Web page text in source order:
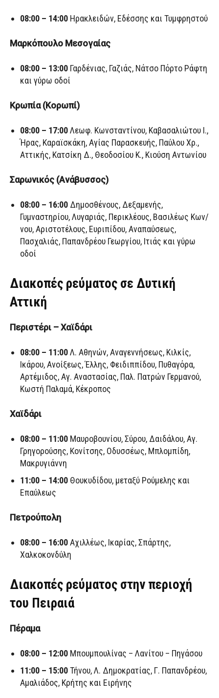
08:00 – 14:00 Ηρακλειδών, Εδέσσης και Τυμφρηστού
Μαρκόπουλο Μεσογαίας
08:00 – 13:00 Γαρδένιας, Γαζιάς, Νάτσο Πόρτο Ράφτη
και γύρω οδοί
Κρωπία (Κορωπί)
08:00 – 17:00Λεωφ. Κωνσταντίνου, Καβασαλιώτου Ι.,
Ήρας, Καραϊσκάκη, Αγίας Παρασκευής, Παύλου Χρ.,
Αττικής, Κατσίκη Δ., Θεοδοσίου Κ., Κιούση Αντωνίου
Σαρωνικός (Ανάβυσσος)
08:00 – 16:00 Δημοσθένους, Δεξαμενής,
Γυμναστηρίου, Λυγαριάς, Περικλέους, Βασιλέως Κων/
νου, Αριστοτέλους, Ευριπίδου, Αναπαύσεως,
Πασχαλιάς, Παπανδρέου Γεωργίου, Ιτιάς και γύρω
οδοί
Διακοπές ρεύματος σε Δυτική
Αττική
Περιστέρι – Χαϊδάρι
08:00 – 11:00Λ. Αθηνών, Αναγεννήσεως, Κιλκίς,
Ικάρου, Ανοίξεως, Έλλης, Φειδιππίδου, Πυθαγόρα,
Αρτέμιδος, Αγ. Αναστασίας, Παλ. Πατρών Γερμανού,
Κωστή Παλαμά, Κέκροπος
Χαϊδάρι
08:00 – 11:00 Μαυροβουνίου, Σύρου, Δαιδάλου, Αγ.
Γρηγορούσης, Κονίτσης, Οδυσσέως, Μπλομπίδη,
Μακρυγιάννη
11:00 – 14:00 Θουκυδίδου, μεταξύ Ρούμελης και
Επαύλεως
Πετρούπολη
08:00 – 16:00Αχιλλέως, Ικαρίας, Σπάρτης,
Χαλκοκονδύλη
Διακοπές ρεύματος στην περιοχή
του Πειραιά
Πέραμα
08:00 – 12:00 Μπουμπουλίνας – Λανίτου – Πηγάσου
11:00 – 15:00Τήνου, Λ. Δημοκρατίας, Γ. Παπανδρέου,
Αμαλιάδος, Κρήτης και Ειρήνης